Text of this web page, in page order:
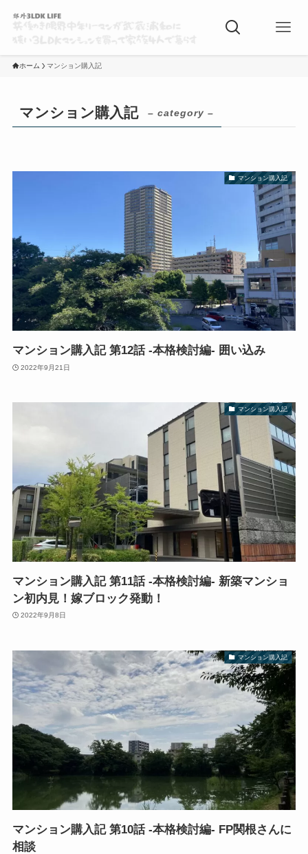
ホーム マンション購入記
マンション購入記 – category –
マンション購入記
マンション購入記 第12話 -本格検討編- 囲い込み
2022年9月21日
マンション購入記
マンション購入記 第11話 -本格検討編- 新築マンショ
ン初内見！嫁ブロック発動！
2022年9月8日
マンション購入記
マンション購入記 第10話 -本格検討編- FP関根さんに
相談